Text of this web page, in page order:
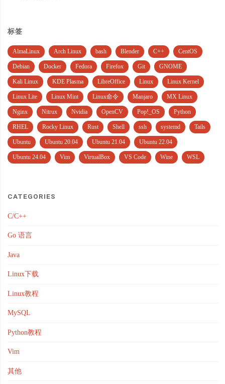
标签
AlmaLinux Arch Linux bash Blender C++ CentOS
Debian Docker Fedora Firefox Git GNOME
Kali Linux KDE Plasma LibreOffice Linux Linux Kernel
Linux Lite Linux Mint Linux命令 Manjaro MX Linux
Nginx Nitrux Nvidia OpenCV Pop!_OS Python
RHEL Rocky Linux Rust Shell ssh systemd Tails
Ubuntu Ubuntu 20.04 Ubuntu 21.04 Ubuntu 22.04
Ubuntu 24.04 Vim VirtualBox VS Code Wine WSL
CATEGORIES
C/C++
Go 语言
Java
Linux下载
Linux教程
MySQL
Python教程
Vim
其他